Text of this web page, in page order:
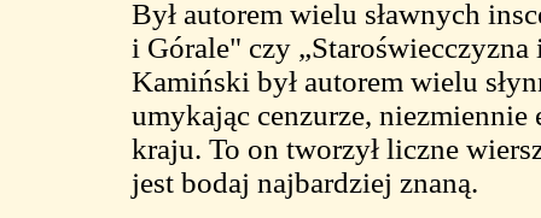
Był autorem wielu sławnych
i Górale" czy „Staroświecczyzna
Kamiński był autorem wielu
umykając cenzurze, niezmiennie
kraju. To on tworzył liczne
jest bodaj najbardziej znaną.